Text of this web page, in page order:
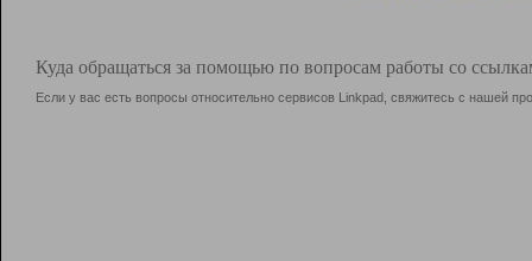
Куда обращаться за помощью по вопросам работы со
Если у вас есть вопросы относительно сервисов Linkpad, свяжитесь с нашей